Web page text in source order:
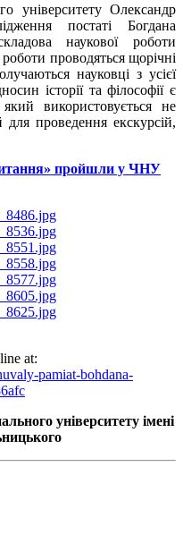
університету Олександр
постаті Богдана
наукової роботи
проводяться щорічні
науковці з усієї
історії та філософії є
використовується не
проведення екскурсій,
пройшли у ЧНУ
at:
pamiat-bohdana-
університету імені